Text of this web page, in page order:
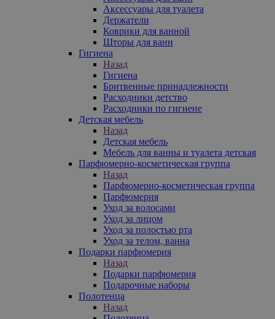
Аксессуары для туалета
Держатели
Коврики для ванной
Шторы для ванн
Гигиена
Назад
Гигиена
Бритвенные принадлежности
Расходники детство
Расходники по гигиене
Детская мебель
Назад
Детская мебель
Мебель для ванны и туалета детская
Парфюмерно-косметическая группа
Назад
Парфюмерно-косметическая группа
Парфюмерия
Уход за волосами
Уход за лицом
Уход за полостью рта
Уход за телом, ванна
Подарки парфюмерия
Назад
Подарки парфюмерия
Подарочные наборы
Полотенца
Назад